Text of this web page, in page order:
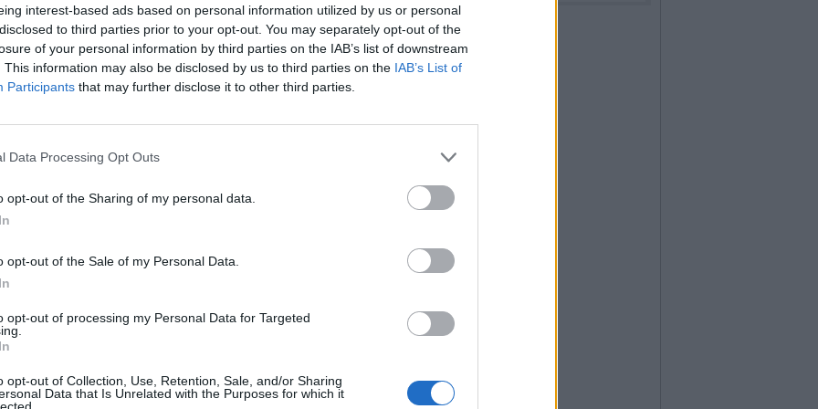
interest-based ads based on personal information utilized by us or personal
to third parties prior to your opt-out. You may separately opt-out of the
of your personal information by third parties on the IAB’s list of downstream
This information may also be disclosed by us to third parties on the IAB’s List of
Participants that may further disclose it to other third parties.
Data Processing Opt Outs
opt-out of the Sharing of my personal data.
opt-out of the Sale of my Personal Data.
opt-out of processing my Personal Data for Targeted
opt-out of Collection, Use, Retention, Sale, and/or Sharing
Data that Is Unrelated with the Purposes for which it
a cuore l'informazione del nostro territorio e
prima linea per informarvi in modo puntuale.
Inveruno
per commentare questo articolo.
Il contenuto di questo commento esprime il pensiero dell'autore e
che rimane autonoma e indipendente. I messaggi inclusi nei commenti
lettori che possono essere automaticamente pubblicati senza filtro
a siti esterni verranno rimossi in automatico dal sistema.